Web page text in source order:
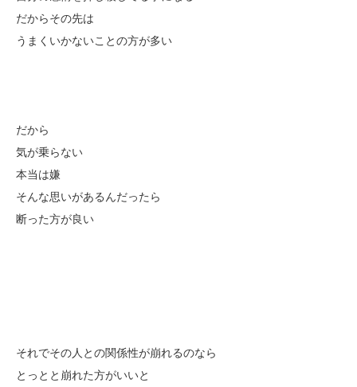
だからその先は
うまくいかないことの方が多い
だから
気が乗らない
本当は嫌
そんな思いがあるんだったら
断った方が良い
それでその人との関係性が崩れるのなら
とっとと崩れた方がいいと